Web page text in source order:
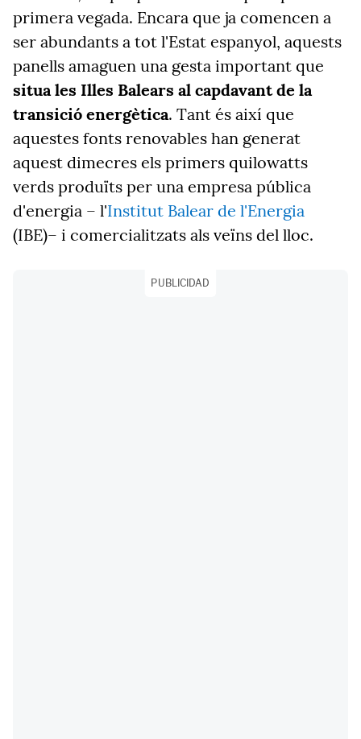
primera vegada. Encara que ja comencen a
ser abundants a tot l'Estat espanyol, aquests
panells amaguen una gesta important que
situa les Illes Balears al capdavant de la
transició energètica. Tant és així que
aquestes fonts renovables han generat
aquest dimecres els primers quilowatts
verds produïts per una empresa pública
d'energia – l'Institut Balear de l'Energia
(IBE)– i comercialitzats als veïns del lloc.
PUBLICIDAD